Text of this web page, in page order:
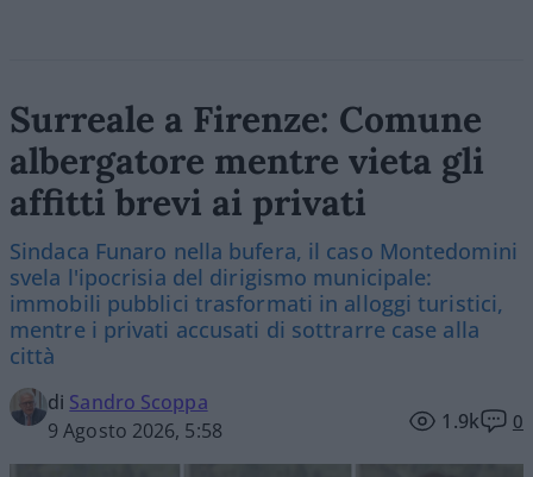
Surreale a Firenze: Comune
albergatore mentre vieta gli
affitti brevi ai privati
Sindaca Funaro nella bufera, il caso Montedomini
svela l'ipocrisia del dirigismo municipale:
immobili pubblici trasformati in alloggi turistici,
mentre i privati accusati di sottrarre case alla
città
di Sandro Scoppa
9 Agosto 2026, 5:58
1.9k 0